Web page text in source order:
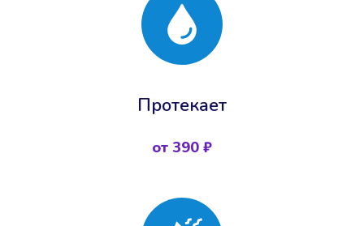
Протекает
от 390 ₽